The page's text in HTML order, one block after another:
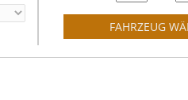
FAHRZEUG